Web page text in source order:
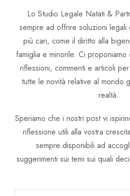
Avv. Linda Zullo
Avv. Chiara Carlin
Lo Studio Legale Natati &
sempre ad offrire soluzioni legali
più cari, come il diritto alla
famiglia e minorile. Ci
riflessioni, commenti e articoli
tutte le novità relative al mondo
realtà.
Speriamo che i nostri post vi
riflessione utili alla vostra
sempre disponibili ad
suggerimenti sui temi sui quali